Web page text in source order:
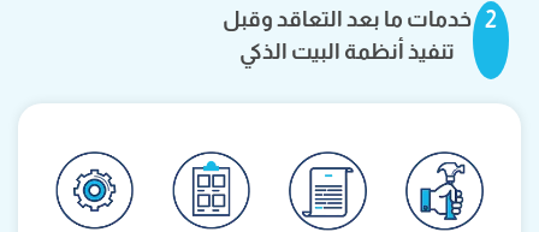
2 خدمات ما بعد التعاقد وقبل
تنفيذ أنظمة البيت الذكي